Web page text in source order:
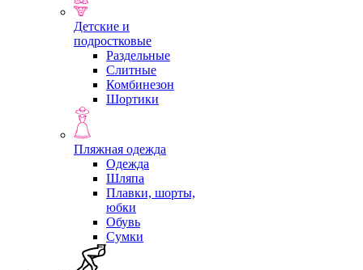
Детские и
подростковые
Раздельные
Слитные
Комбинезон
Шортики
Пляжная одежда
Одежда
Шляпа
Плавки, шорты,
юбки
Обувь
Сумки